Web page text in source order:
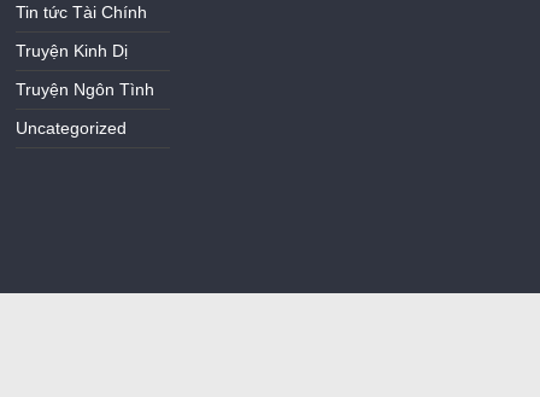
Tin tức Tài Chính
Truyện Kinh Dị
Truyện Ngôn Tình
Uncategorized